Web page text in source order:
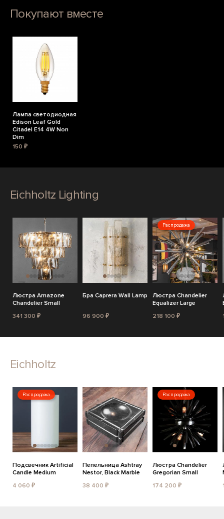
Покупают вместе
Лампа светодиодная
Edison Leaf Gold
Citadel E14 4W Non
Dim
150 ₽
Eichholtz Lighting
Люстра Amazone
Chandelier Small
341 300 ₽
Бра Caprera Wall Lamp
96 900 ₽
Распродажа
Люстра Chandelier
Equalizer Large
218 100 ₽
Eichholtz
Распродажа
Подсвечник Artificial
Candle Medium
4 060 ₽
Пепельница Ashtray
Nestor, Black Marble
38 400 ₽
Распродажа
Люстра Chandelier
Gregorian Small
174 200 ₽